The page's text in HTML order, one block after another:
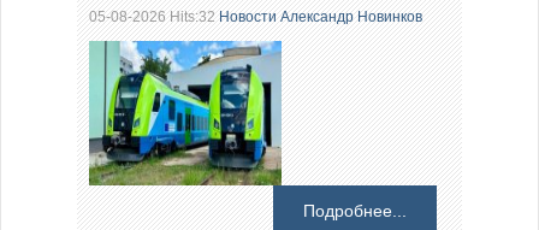
05-08-2026 Hits:32Новости Александр Новинков
Подробнее...